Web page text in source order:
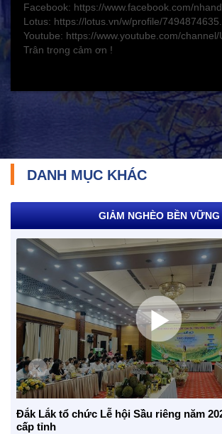
Giảm nghèo bền vững
Xây dựng Nông thôn mới
Bảo hiểm xã hội - Bảo hiểm y tế
TRÁCH NHIỆM CỘNG ĐỒNG
Doanh nghiệp - Doanh nhân
Mô hình tiêu biểu
Facebook: https://www.facebook.com/
Lotus: https://lotus.vn/w/profile/7494874635...
Youtube: https://www.youtube.com/channel/
Trân trọng cảm ơn !
DANH MỤC KHÁC
GIẢM NGHÈO BỀN VỮNG
Đắk Lắk tổ chức Lễ hội Sầu riêng năm
cấp tỉnh